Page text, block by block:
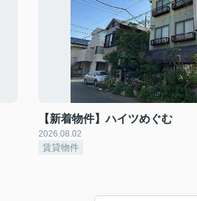
【新着物件】ハイツめぐむ
2026.08.02
賃貸物件